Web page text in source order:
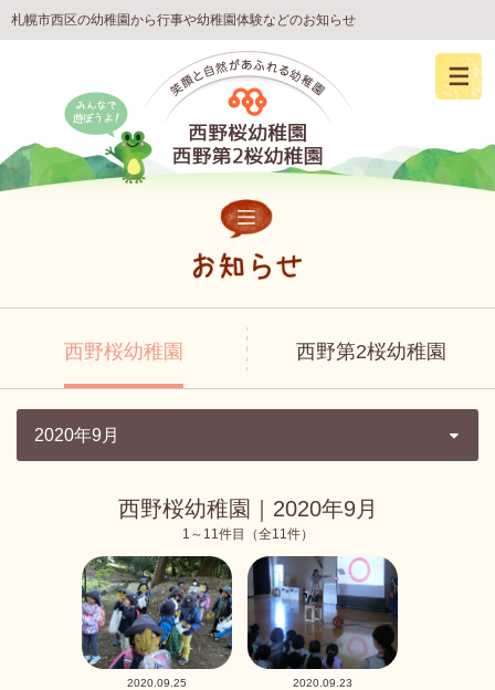
札幌市西区の幼稚園から行事や幼稚園体験などのお知らせ
西野桜幼稚園 西野第2桜幼稚園
2020年9月
西野桜幼稚園｜2020年9月
1～11件目（全11件）
2020.09.25 2020.09.23